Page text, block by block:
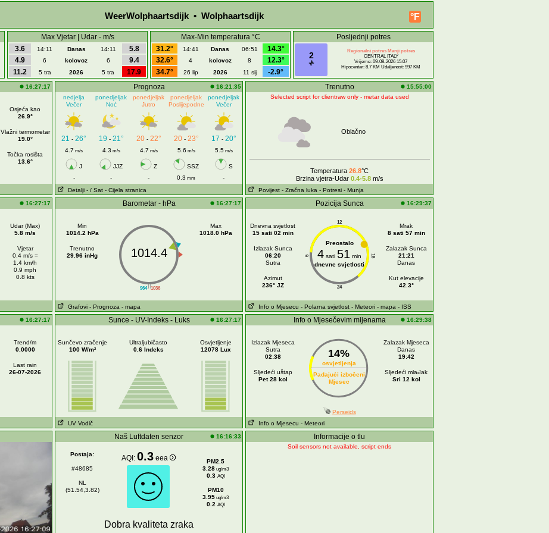
°F
WeerWolphaartsdijk • Wolphaartsdijk
Max Vjetar | Udar - m/s
3.6
14:11 Danas 14:11
5.8
4.9
6 kolovoz 6
9.4
11.2
5 tra 2026 5 tra 17.9
Max-Min temperatura °C
31.2°
14:41 Danas 06:51
14.3°
32.6°
4 kolovoz 8
12.3°
34.7°
26 lip 2026 11 sij -2.9°
Posljednji potres
2
Regionalni potres Manji potres
CENTRAL ITALY
Vrijeme: 09-08-2026 15:07
Hipocentar: 8.7 KM Udaljenost: 997 KM
16:27:17
Osjeća kao
26.9°
Vlažni termometar
19.0°
Točka rosišta
13.6°
Prognoza
16:21:35
nedjelja
Večer
ponedjeljak
Noć
ponedjeljak
Jutro
ponedjeljak
Poslijepodne
ponedjeljak
Večer
21 - 26° 19 - 21° 20- 22° 20- 23° 17 - 20°
4.7 m/s 4.3 m/s 4.7 m/s 5.6 m/s 5.5m/s
J JJZ Z SSZ
S
-
- - 0.3 mm
-
Detalji - / Sat - Cijela stranica
Trenutno
Selected script for clientraw only - metar data used
15:55:00
Oblačno
Temperatura 26.8°C
Brzina vjetra-Udar 0.4-5.8m/s
Povijest - Zračna luka - Potresi - Munja
16:27:17
Udar (Max)
5.8 m/s
Vjetar
0.4 m/s =
1.4 km/h
0.9 mph
0.8 kts
Barometar - hPa 16:27:17
Min
1014.2 hPa
Trenutno
29.96 inHg
||
964 1036
1014.4
Max
1018.0 hPa
Grafovi - Prognoza - mapa
Pozicija Sunca 16:29:37
Dnevna svjetlost
15 sati 02 min
Izlazak Sunca
06:20
Sutra
Azimut
236° JZ
12
24
6 18
Preostalo
4 sati 51 min
dnevne svjetlosti
Mrak
8 sati 57 min
Zalazak Sunca
21:21
Danas
Kut elevacije
42.3°
Info o Mjesecu - Polarna svjetlost - Meteori - mapa - ISS
16:27:17
Trend/m
0.0000
Last rain
26-07-2026
Sunce - UV-Indeks - Luks 16:27:17
Sunčevo zračenje
100 W/m²
Ultraljubičasto
0.6 Indeks
Osvjetljenje
12078 Lux
UV Vodič
Info o Mjesečevim mijenama 16:29:38
Izlazak Mjeseca
Sutra
02:38
Sljedeći uštap
Pet 28 kol
14%
osvjetljenja
Padajući izbočeni
Mjesec
Zalazak Mjeseca
Danas
19:42
Sljedeći mlađak
Sri 12 kol
Perseids
Info o Mjesecu - Meteori
Naš Luftdaten senzor 16:16:33
Postaja:
#48685
NL
(51.54,3.82)
AQI: 0.3 eea
PM2.5
3.28 ug/m3
0.3 AQI
PM10
3.95 ug/m3
0.2 AQI
Dobra kvaliteta zraka
Informacije o tlu
Soil sensors not available, script ends